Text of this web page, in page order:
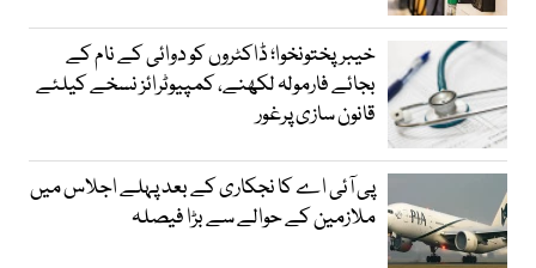
خیبرپختونخوا؛ ڈاکٹروں کو دوائی کے نام کے
بجائے فارمولہ لکھنے، کمپیوٹرائز نسخے کیلئے
قانون سازی پرغور
پی آئی اے کا نجکاری کے بعد پہلے اجلاس میں
ملازمین کے حوالے سے بڑا فیصلہ